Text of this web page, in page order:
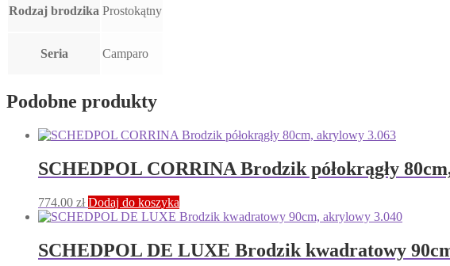
Rodzaj brodzika Prostokątny
Seria Camparo
Podobne produkty
SCHEDPOL CORRINA Brodzik półokrągły
774.00 zł Dodaj do koszyka
SCHEDPOL DE LUXE Brodzik kwadratowy